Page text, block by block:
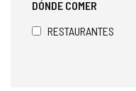
DÓNDE COMER
RESTAURANTES